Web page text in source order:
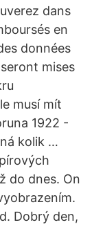
dans
en
données
mises
musí mít
1922 -
kolik …
do dnes. On
Dobrý den,